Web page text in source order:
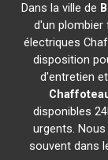
Dans la ville de
d'un plombier
électriques
disposition
d'entretien
disponibles
urgents.
souvent dans